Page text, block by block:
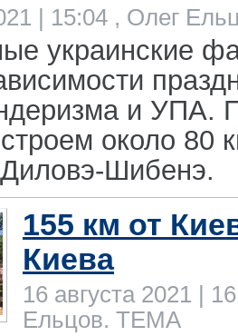
| 15:04 , Олег
украинские
и УПА.
около 80
Шибенэ.
155 км от
Киева
16 августа 2021 |
Ельцов. ТЕМА